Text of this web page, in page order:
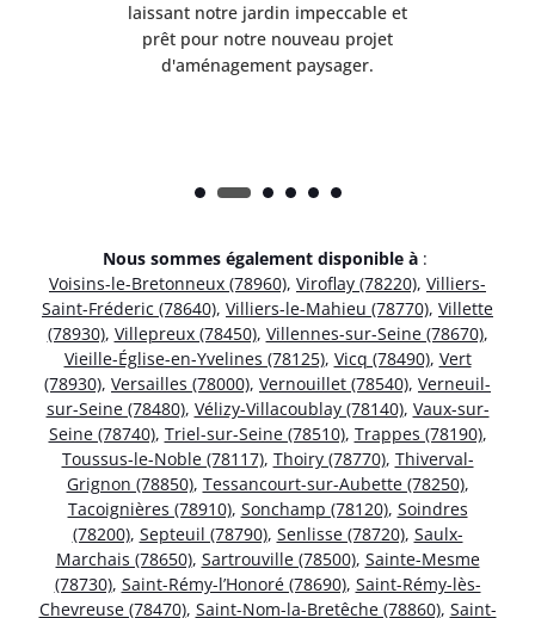
laissant notre jardin impeccable et
prêt pour notre nouveau projet
d'aménagement paysager.
Nous sommes également disponible à :
Voisins-le-Bretonneux (78960), Viroflay (78220), Villiers-
Saint-Fréderic (78640), Villiers-le-Mahieu (78770), Villette
(78930), Villepreux (78450), Villennes-sur-Seine (78670),
Vieille-Église-en-Yvelines (78125), Vicq (78490), Vert
(78930), Versailles (78000), Vernouillet (78540), Verneuil-
sur-Seine (78480), Vélizy-Villacoublay (78140), Vaux-sur-
Seine (78740), Triel-sur-Seine (78510), Trappes (78190),
Toussus-le-Noble (78117), Thoiry (78770), Thiverval-
Grignon (78850), Tessancourt-sur-Aubette (78250),
Tacoignières (78910), Sonchamp (78120), Soindres
(78200), Septeuil (78790), Senlisse (78720), Saulx-
Marchais (78650), Sartrouville (78500), Sainte-Mesme
(78730), Saint-Rémy-l’Honoré (78690), Saint-Rémy-lès-
Chevreuse (78470), Saint-Nom-la-Bretêche (78860), Saint-